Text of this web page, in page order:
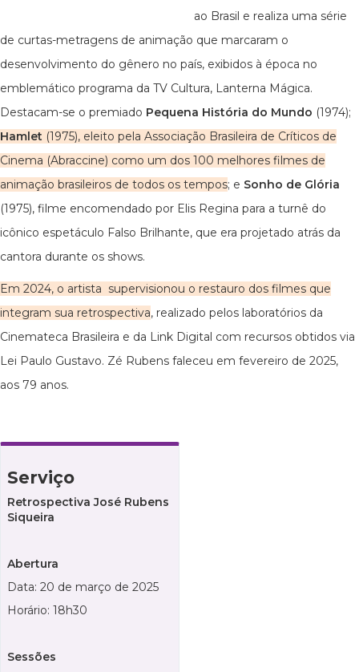
ao Brasil e realiza uma série
de curtas-metragens de animação que marcaram o
desenvolvimento do gênero no país, exibidos à época no
emblemático programa da TV Cultura, Lanterna Mágica.
Destacam-se o premiado Pequena História do Mundo (1974);
Hamlet (1975), eleito pela Associação Brasileira de Críticos de
Cinema (Abraccine) como um dos 100 melhores filmes de
animação brasileiros de todos os tempos; e Sonho de Glória
(1975), filme encomendado por Elis Regina para a turnê do
icônico espetáculo Falso Brilhante, que era projetado atrás da
cantora durante os shows.
Em 2024, o artista supervisionou o restauro dos filmes que
integram sua retrospectiva, realizado pelos laboratórios da
Cinemateca Brasileira e da Link Digital com recursos obtidos via
Lei Paulo Gustavo. Zé Rubens faleceu em fevereiro de 2025,
aos 79 anos.
Serviço
Retrospectiva José Rubens
Siqueira
Abertura
Data: 20 de março de 2025
Horário: 18h30
Sessões